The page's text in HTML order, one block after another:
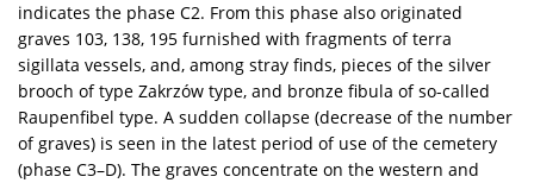
indicates the phase C2. From this phase also originated
graves 103, 138, 195 furnished with fragments of terra
sigillata vessels, and, among stray finds, pieces of the silver
brooch of type Zakrzów type, and bronze fibula of so-called
Raupenfibel type. A sudden collapse (decrease of the number
of graves) is seen in the latest period of use of the cemetery
(phase C3–D). The graves concentrate on the western and